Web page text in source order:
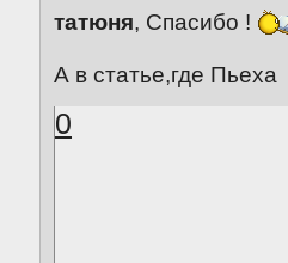
татюня, Спасибо !
А в статье,где
0